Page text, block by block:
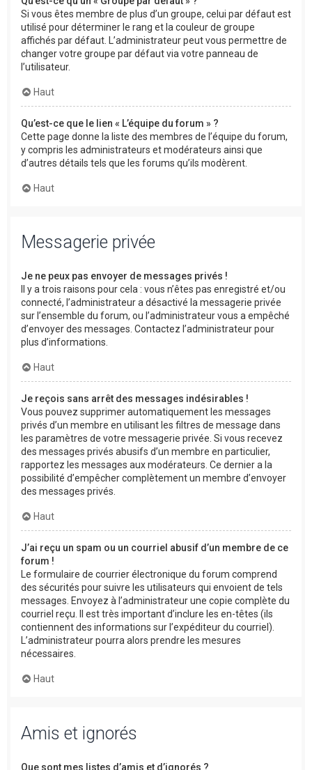
Si vous êtes membre de plus d’un groupe, celui par défaut est
utilisé pour déterminer le rang et la couleur de groupe
affichés par défaut. L’administrateur peut vous permettre de
changer votre groupe par défaut via votre panneau de
l’utilisateur.
Haut
Qu’est-ce que le lien « L’équipe du forum » ?
Cette page donne la liste des membres de l’équipe du forum,
y compris les administrateurs et modérateurs ainsi que
d’autres détails tels que les forums qu’ils modèrent.
Haut
Messagerie privée
Je ne peux pas envoyer de messages privés !
Il y a trois raisons pour cela : vous n’êtes pas enregistré et/ou
connecté, l’administrateur a désactivé la messagerie privée
sur l’ensemble du forum, ou l’administrateur vous a empêché
d’envoyer des messages. Contactez l’administrateur pour
plus d’informations.
Haut
Je reçois sans arrêt des messages indésirables !
Vous pouvez supprimer automatiquement les messages
privés d’un membre en utilisant les filtres de message dans
les paramètres de votre messagerie privée. Si vous recevez
des messages privés abusifs d’un membre en particulier,
rapportez les messages aux modérateurs. Ce dernier a la
possibilité d’empêcher complètement un membre d’envoyer
des messages privés.
Haut
J’ai reçu un spam ou un courriel abusif d’un membre de ce
forum !
Le formulaire de courrier électronique du forum comprend
des sécurités pour suivre les utilisateurs qui envoient de tels
messages. Envoyez à l’administrateur une copie complète du
courriel reçu. Il est très important d’inclure les en-têtes (ils
contiennent des informations sur l’expéditeur du courriel).
L’administrateur pourra alors prendre les mesures
nécessaires.
Haut
Amis et ignorés
Que sont mes listes d’amis et d’ignorés ?